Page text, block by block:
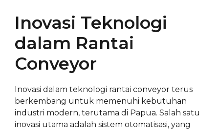
Inovasi Teknologi
dalam Rantai
Conveyor
Inovasi dalam teknologi rantai conveyor terus
berkembang untuk memenuhi kebutuhan
industri modern, terutama di Papua. Salah satu
inovasi utama adalah sistem otomatisasi, yang